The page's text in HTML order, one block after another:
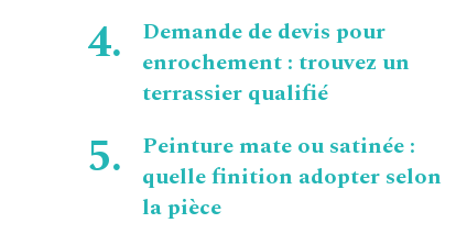
Demande de devis pour
enrochement : trouvez un
terrassier qualifié
Peinture mate ou satinée :
quelle finition adopter selon
la pièce